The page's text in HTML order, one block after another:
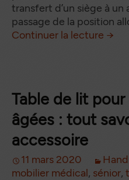
transfert d’un siège à un
passage de la position
Continuer la lecture de
→
Table de lit
âgées : tout
accessoire
11 mars 2020
mobilier médical, sénior,